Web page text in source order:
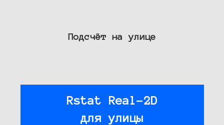
Подсчёт на улице
Rstat Real-2D
для улицы